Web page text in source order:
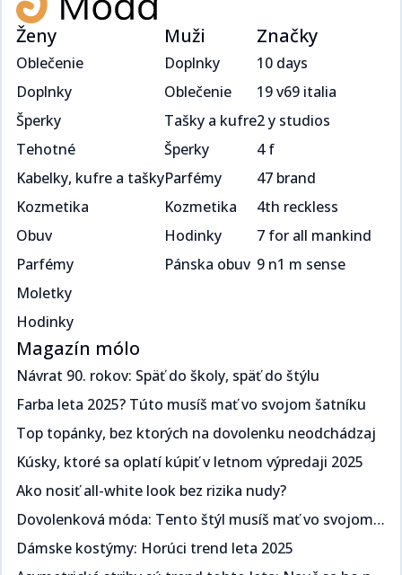
Ženy
Oblečenie
Doplnky
Šperky
Tehotné
Kabelky, kufre a tašky
Kozmetika
Obuv
Parfémy
Moletky
Hodinky
Muži
Doplnky
Oblečenie
Tašky a kufre
Šperky
Parfémy
Kozmetika
Hodinky
Pánska obuv
Značky
10 days
19 v69 italia
2 y studios
4 f
47 brand
4th reckless
7 for all mankind
9 n1 m sense
Magazín mólo
Návrat 90. rokov: Späť do školy, späť do štýlu​​​​‌ ‍ ​‍​‍‌‍ ‌ ​‍‌‍‍‌‌‍‌ ‌‍‍‌‌‍ ‍​‍​‍​ ‍‍​‍​‍‌ ​ ‌‍​‌‌‍ ‍‌‍‍‌‌ ‌​‌ ‍‌​‍ ‍‌‍‍‌‌‍ ​‍​‍​‍ ​​‍​‍‌‍‍​‌ ​‍‌‍‌‌‌‍‌‍​‍​‍​ ‍‍​‍​‍‌‍‍​‌ ‌​‌ ‌​‌ ​​​ ‍‍​‍ ​‍ ‌‍ ​‌‍ ‌‍​ ‌‍​‌‌‍ ​‌‍‍​‌‍ ‌ ​ ‌ ‌​​ ‍‍​ ​ ​ ​​​ ​​​ ​​​‍ ‌ ​ ‌ ‌​‌ ‌‌‌‍‌​‌‍‍‌‌‍ ​‍ ‌‍‍‌‌‍ ‍‌ ‌​‌‍‌‌‌‍ ‍‌ ‌​​‍ ‌‍‌‌‌‍‌​‌‍‍‌‌ ‌​​‍ ‌‍ ‌‌‍ ‌‍‌​‌‍‌‌​ ‌‌ ​​‌ ​‍‌‍‌‌‌ ​ ‌‍‌‌‌‍ ‍‌ ‌​‌‍​‌‌ ‌​‌‍‍‌‌‍ ‌‍ ‍​ ‍ ‌‍‍‌‌‍‌​​ ‌​ ​‍‌‍​ ‌‍​ ‌‍‌​​ ‍​​ ‍​​ ‌‌​ ​‌​‍ ‌​ ‍​​ ​ ‌‍​‌​ ​‌​‍ ‌​ ‌​‌‍‌​​ ​‌​ ​‍​‍ ‌‌‍​‌‌‍​‌​ ​​​ ​​​‍ ‌​ ‍‌​ ‌ ​ ​‌‌‍​ ​ ​‌​ ​‌‌‍​‍‌‍‌​​ ​‍‌‍‌​‌‍‌‍​ ‌ ​ ‍ ‌ ‌​‌ ‍‌‌ ​​‌‍‌‌​ ‌‌ ​​‌‍ ‌ ​ ‌ ‌​​ ‍ ‌ ​​‌‍​‌‌ ‌​‌‍‍​​ ‌‌ ‌​‌‍‍‌‌ ‌​‌‍ ​‌‍‌‌​ ‌‍​‍‌‍​‌‌ ​ ‌‍‌‌‌‌‌‌‌ ​‍‌‍ ​​ ‌‌‍‍​‌ ‌​‌ ‌​‌ ​​​‍‌‌​ ​ ‌​​‌​‍‌‌​ ​‍‌​‌‍​‍‌‌​ ​‍‌​‌‍‌‍ ​‌‍ ‌‍​ ‌‍​‌‌‍ ​‌‍‍​‌‍ ‌ ​ ‌ ‌​​‍‌‌​ ​ ‌​​‌​ ​ ​ ​​​ ​​​ ​​​‍‌‌​ ​‍‌​‌‍‌ ​ ‌ ‌​‌ ‌‌‌‍‌​‌‍‍‌‌‍ ​‍‌‍‌‍‍‌‌‍‌​​ ‌​ ​‍‌‍​ ‌‍​ ‌‍‌​​ ‍​​ ‍​​ ‌‌​ ​‌​‍ ‌​ ‍​​ ​ ‌‍​‌​ ​‌​‍ ‌​ ‌​‌‍‌​​ ​‌​ ​‍​‍ ‌‌‍​‌‌‍​‌​ ​​​ ​​​‍ ‌​ ‍‌​ ‌ ​ ​‌‌‍​ ​ ​‌​ ​‌‌‍​‍‌‍‌​​ ​‍‌‍‌​‌‍‌‍​ ‌ ​‍‌‍‌ ‌​‌ ‍‌‌ ​​‌‍‌‌​ ‌‌ ​​‌‍ ‌ ​ ‌ ‌​​‍‌‍‌ ​​‌‍​‌‌ ‌​‌‍‍​​ ‌‌ ‌​‌‍‍‌‌ ‌​‌‍ ​‌‍‌‌​‍‌‍‌ ​​‌‍‌‌‌ ​‍‌ ​ ‌ ​​‌‍‌‌‌‍​ ‌ ‌​‌‍‍‌‌ ‌‍‌‍‌‌​ ‌‌ ​​‌ ‌‌‌‍​‍‌‍ ​‌‍‍‌‌ ​ ‌‍‍​‌‍‌‌‌‍‌​​‍​‍‌ ‌
Farba leta 2025? Túto musíš mať vo svojom šatníku ​​​​‌ ‍ ​‍​‍‌‍ ‌ ​‍‌‍‍‌‌‍‌ ‌‍‍‌‌‍ ‍​‍​‍​ ‍‍​‍​‍‌ ​ ‌‍​‌‌‍ ‍‌‍‍‌‌ ‌​‌ ‍‌​‍ ‍‌‍‍‌‌‍ ​‍​‍​‍ ​​‍​‍‌‍‍​‌ ​‍‌‍‌‌‌‍‌‍​‍​‍​ ‍‍​‍​‍‌‍‍​‌ ‌​‌ ‌​‌ ​​​ ‍‍​‍ ​‍ ‌‍ ​‌‍ ‌‍​ ‌‍​‌‌‍ ​‌‍‍​‌‍ ‌ ​ ‌ ‌​​ ‍‍​ ​ ​ ​​​ ​​​ ​​​‍ ‌ ​ ‌ ‌​‌ ‌‌‌‍‌​‌‍‍‌‌‍ ​‍ ‌‍‍‌‌‍ ‍‌ ‌​‌‍‌‌‌‍ ‍‌ ‌​​‍ ‌‍‌‌‌‍‌​‌‍‍‌‌ ‌​​‍ ‌‍ ‌‌‍ ‌‍‌​‌‍‌‌​ ‌‌ ​​‌ ​‍‌‍‌‌‌ ​ ‌‍‌‌‌‍ ‍‌ ‌​‌‍​‌‌ ‌​‌‍‍‌‌‍ ‌‍ ‍​ ‍ ‌‍‍‌‌‍‌​​ ‌​ ​‌‌‍​‌​ ‌​​ ‌‍​ ​​‌‍​‌​ ​‍‌‍​‍​‍ ‌​ ‍​‌‍​‍‌‍​‍‌‍‌‍​‍ ‌​ ‌​‌‍‌‍​ ​​​ ​‍​‍ ‌‌‍​‌‌‍​‍​ ‌ ‌‍‌‍​‍ ‌‌‍‌‍​ ‍‌‌‍​ ‌‍​‍​ ‍‌​ ‍‌‌‍‌‌​ ​​‌‍‌‍​ ​ ‌‍‌​​ ​‍​ ‍ ‌ ‌​‌ ‍‌‌ ​​‌‍‌‌​ ‌‌ ​​‌‍ ‌ ​ ‌ ‌​​ ‍ ‌ ​​‌‍​‌‌ ‌​‌‍‍​​ ‌‌ ‌​‌‍‍‌‌ ‌​‌‍ ​‌‍‌‌​ ‌‍​‍‌‍​‌‌ ​ ‌‍‌‌‌‌‌‌‌ ​‍‌‍ ​​ ‌‌‍‍​‌ ‌​‌ ‌​‌ ​​​‍‌‌​ ​ ‌​​‌​‍‌‌​ ​‍‌​‌‍​‍‌‌​ ​‍‌​‌‍‌‍ ​‌‍ ‌‍​ ‌‍​‌‌‍ ​‌‍‍​‌‍ ‌ ​ ‌ ‌​​‍‌‌​ ​ ‌​​‌​ ​ ​ ​​​ ​​​ ​​​‍‌‌​ ​‍‌​‌‍‌ ​ ‌ ‌​‌ ‌‌‌‍‌​‌‍‍‌‌‍ ​‍‌‍‌‍‍‌‌‍‌​​ ‌​ ​‌‌‍​‌​ ‌​​ ‌‍​ ​​‌‍​‌​ ​‍‌‍​‍​‍ ‌​ ‍​‌‍​‍‌‍​‍‌‍‌‍​‍ ‌​ ‌​‌‍‌‍​ ​​​ ​‍​‍ ‌‌‍​‌‌‍​‍​ ‌ ‌‍‌‍​‍ ‌‌‍‌‍​ ‍‌‌‍​ ‌‍​‍​ ‍‌​ ‍‌‌‍‌‌​ ​​‌‍‌‍​ ​ ‌‍‌​​ ​‍​‍‌‍‌ ‌​‌ ‍‌‌ ​​‌‍‌‌​ ‌‌ ​​‌‍ ‌ ​ ‌ ‌​​‍‌‍‌ ​​‌‍​‌‌ ‌​‌‍‍​​ ‌‌ ‌​‌‍‍‌‌ ‌​‌‍ ​‌‍‌‌​‍‌‍‌ ​​‌‍‌‌‌ ​‍‌ ​ ‌ ​​‌‍‌‌‌‍​ ‌ ‌​‌‍‍‌‌ ‌‍‌‍‌‌​ ‌‌ ​​‌ ‌‌‌‍​‍‌‍ ​‌‍‍‌‌ ​ ‌‍‍​‌‍‌‌‌‍‌​​‍​‍‌ ‌
Top topánky, bez ktorých na dovolenku neodchádzaj​​​​‌ ‍ ​‍​‍‌‍ ‌ ​‍‌‍‍‌‌‍‌ ‌‍‍‌‌‍ ‍​‍​‍​ ‍‍​‍​‍‌ ​ ‌‍​‌‌‍ ‍‌‍‍‌‌ ‌​‌ ‍‌​‍ ‍‌‍‍‌‌‍ ​‍​‍​‍ ​​‍​‍‌‍‍​‌ ​‍‌‍‌‌‌‍‌‍​‍​‍​ ‍‍​‍​‍‌‍‍​‌ ‌​‌ ‌​‌ ​​​ ‍‍​‍ ​‍ ‌‍ ​‌‍ ‌‍​ ‌‍​‌‌‍ ​‌‍‍​‌‍ ‌ ​ ‌ ‌​​ ‍‍​ ​ ​ ​​​ ​​​ ​​​‍ ‌ ​ ‌ ‌​‌ ‌‌‌‍‌​‌‍‍‌‌‍ ​‍ ‌‍‍‌‌‍ ‍‌ ‌​‌‍‌‌‌‍ ‍‌ ‌​​‍ ‌‍‌‌‌‍‌​‌‍‍‌‌ ‌​​‍ ‌‍ ‌‌‍ ‌‍‌​‌‍‌‌​ ‌‌ ​​‌ ​‍‌‍‌‌‌ ​ ‌‍‌‌‌‍ ‍‌ ‌​‌‍​‌‌ ‌​‌‍‍‌‌‍ ‌‍ ‍​ ‍ ‌‍‍‌‌‍‌​​ ‌​ ​‌​ ‍‌​ ​‍‌‍​ ​ ‌ ​ ​‌​ ‌‌​ ​‍​‍ ‌‌‍​‌‌‍​‌​ ‍​‌‍​‍​‍ ‌​ ‌​​ ‌‌​ ‍‌‌‍‌‍​‍ ‌‌‍​‌​ ‍​​ ‌ ​ ‍​​‍ ‌​ ‍‌​ ‌ ​ ​​​ ‍‌‌‍​ ​ ‍​​ ‍‌​ ​‍​ ​​‌‍‌‍‌‍​‍‌‍‌‌​ ‍ ‌ ‌​‌ ‍‌‌ ​​‌‍‌‌​ ‌‌ ​​‌‍ ‌ ​ ‌ ‌​​ ‍ ‌ ​​‌‍​‌‌ ‌​‌‍‍​​ ‌‌ ‌​‌‍‍‌‌ ‌​‌‍ ​‌‍‌‌​ ‌‍​‍‌‍​‌‌ ​ ‌‍‌‌‌‌‌‌‌ ​‍‌‍ ​​ ‌‌‍‍​‌ ‌​‌ ‌​‌ ​​​‍‌‌​ ​ ‌​​‌​‍‌‌​ ​‍‌​‌‍​‍‌‌​ ​‍‌​‌‍‌‍ ​‌‍ ‌‍​ ‌‍​‌‌‍ ​‌‍‍​‌‍ ‌ ​ ‌ ‌​​‍‌‌​ ​ ‌​​‌​ ​ ​ ​​​ ​​​ ​​​‍‌‌​ ​‍‌​‌‍‌ ​ ‌ ‌​‌ ‌‌‌‍‌​‌‍‍‌‌‍ ​‍‌‍‌‍‍‌‌‍‌​​ ‌​ ​‌​ ‍‌​ ​‍‌‍​ ​ ‌ ​ ​‌​ ‌‌​ ​‍​‍ ‌‌‍​‌‌‍​‌​ ‍​‌‍​‍​‍ ‌​ ‌​​ ‌‌​ ‍‌‌‍‌‍​‍ ‌‌‍​‌​ ‍​​ ‌ ​ ‍​​‍ ‌​ ‍‌​ ‌ ​ ​​​ ‍‌‌‍​ ​ ‍​​ ‍‌​ ​‍​ ​​‌‍‌‍‌‍​‍‌‍‌‌​‍‌‍‌ ‌​‌ ‍‌‌ ​​‌‍‌‌​ ‌‌ ​​‌‍ ‌ ​ ‌ ‌​​‍‌‍‌ ​​‌‍​‌‌ ‌​‌‍‍​​ ‌‌ ‌​‌‍‍‌‌ ‌​‌‍ ​‌‍‌‌​‍‌‍‌ ​​‌‍‌‌‌ ​‍‌ ​ ‌ ​​‌‍‌‌‌‍​ ‌ ‌​‌‍‍‌‌ ‌‍‌‍‌‌​ ‌‌ ​​‌ ‌‌‌‍​‍‌‍ ​‌‍‍‌‌ ​ ‌‍‍​‌‍‌‌‌‍‌​​‍​‍‌ ‌
Kúsky, ktoré sa oplatí kúpiť v letnom výpredaji 2025​​​​‌ ‍ ​‍​‍‌‍ ‌ ​‍‌‍‍‌‌‍‌ ‌‍‍‌‌‍ ‍​‍​‍​ ‍‍​‍​‍‌ ​ ‌‍​‌‌‍ ‍‌‍‍‌‌ ‌​‌ ‍‌​‍ ‍‌‍‍‌‌‍ ​‍​‍​‍ ​​‍​‍‌‍‍​‌ ​‍‌‍‌‌‌‍‌‍​‍​‍​ ‍‍​‍​‍‌‍‍​‌ ‌​‌ ‌​‌ ​​​ ‍‍​‍ ​‍ ‌‍ ​‌‍ ‌‍​ ‌‍​‌‌‍ ​‌‍‍​‌‍ ‌ ​ ‌ ‌​​ ‍‍​ ​ ​ ​​​ ​​​ ​​​‍ ‌ ​ ‌ ‌​‌ ‌‌‌‍‌​‌‍‍‌‌‍ ​‍ ‌‍‍‌‌‍ ‍‌ ‌​‌‍‌‌‌‍ ‍‌ ‌​​‍ ‌‍‌‌‌‍‌​‌‍‍‌‌ ‌​​‍ ‌‍ ‌‌‍ ‌‍‌​‌‍‌‌​ ‌‌ ​​‌ ​‍‌‍‌‌‌ ​ ‌‍‌‌‌‍ ‍‌ ‌​‌‍​‌‌ ‌​‌‍‍‌‌‍ ‌‍ ‍​ ‍ ‌‍‍‌‌‍‌​​ ‌‌‍​‌‌‍​‍​ ​ ​ ‌​‌‍‌​‌‍‌‌​ ​ ‌‍‌​​‍ ‌​ ‍‌​ ​‌​ ‍‌​ ​‍​‍ ‌​ ‌​‌‍​‌​ ​‌​ ‍​​‍ ‌‌‍​‌​ ‌‌​ ‍​‌‍‌‌​‍ ‌‌‍‌‍​ ‌‌‌‍​‌‌‍​‌​ ​‌‌‍​ ​ ‍‌​ ‌ ‌‍‌​‌‍​‌​ ​​‌‍​ ​ ‍ ‌ ‌​‌ ‍‌‌ ​​‌‍‌‌​ ‌‌ ​​‌‍ ‌ ​ ‌ ‌​​ ‍ ‌ ​​‌‍​‌‌ ‌​‌‍‍​​ ‌‌ ‌​‌‍‍‌‌ ‌​‌‍ ​‌‍‌‌​ ‌‍​‍‌‍​‌‌ ​ ‌‍‌‌‌‌‌‌‌ ​‍‌‍ ​​ ‌‌‍‍​‌ ‌​‌ ‌​‌ ​​​‍‌‌​ ​ ‌​​‌​‍‌‌​ ​‍‌​‌‍​‍‌‌​ ​‍‌​‌‍‌‍ ​‌‍ ‌‍​ ‌‍​‌‌‍ ​‌‍‍​‌‍ ‌ ​ ‌ ‌​​‍‌‌​ ​ ‌​​‌​ ​ ​ ​​​ ​​​ ​​​‍‌‌​ ​‍‌​‌‍‌ ​ ‌ ‌​‌ ‌‌‌‍‌​‌‍‍‌‌‍ ​‍‌‍‌‍‍‌‌‍‌​​ ‌‌‍​‌‌‍​‍​ ​ ​ ‌​‌‍‌​‌‍‌‌​ ​ ‌‍‌​​‍ ‌​ ‍‌​ ​‌​ ‍‌​ ​‍​‍ ‌​ ‌​‌‍​‌​ ​‌​ ‍​​‍ ‌‌‍​‌​ ‌‌​ ‍​‌‍‌‌​‍ ‌‌‍‌‍​ ‌‌‌‍​‌‌‍​‌​ ​‌‌‍​ ​ ‍‌​ ‌ ‌‍‌​‌‍​‌​ ​​‌‍​ ​‍‌‍‌ ‌​‌ ‍‌‌ ​​‌‍‌‌​ ‌‌ ​​‌‍ ‌ ​ ‌ ‌​​‍‌‍‌ ​​‌‍​‌‌ ‌​‌‍‍​​ ‌‌ ‌​‌‍‍‌‌ ‌​‌‍ ​‌‍‌‌​‍‌‍‌ ​​‌‍‌‌‌ ​‍‌ ​ ‌ ​​‌‍‌‌‌‍​ ‌ ‌​‌‍‍‌‌ ‌‍‌‍‌‌​ ‌‌ ​​‌ ‌‌‌‍​‍‌‍ ​‌‍‍‌‌ ​ ‌‍‍​‌‍‌‌‌‍‌​​‍​‍‌ ‌
Ako nosiť all-white look bez rizika nudy?​​​​‌ ‍ ​‍​‍‌‍ ‌ ​‍‌‍‍‌‌‍‌ ‌‍‍‌‌‍ ‍​‍​‍​ ‍‍​‍​‍‌ ​ ‌‍​‌‌‍ ‍‌‍‍‌‌ ‌​‌ ‍‌​‍ ‍‌‍‍‌‌‍ ​‍​‍​‍ ​​‍​‍‌‍‍​‌ ​‍‌‍‌‌‌‍‌‍​‍​‍​ ‍‍​‍​‍‌‍‍​‌ ‌​‌ ‌​‌ ​​​ ‍‍​‍ ​‍ ‌‍ ​‌‍ ‌‍​ ‌‍​‌‌‍ ​‌‍‍​‌‍ ‌ ​ ‌ ‌​​ ‍‍​ ​ ​ ​​​ ​​​ ​​​‍ ‌ ​ ‌ ‌​‌ ‌‌‌‍‌​‌‍‍‌‌‍ ​‍ ‌‍‍‌‌‍ ‍‌ ‌​‌‍‌‌‌‍ ‍‌ ‌​​‍ ‌‍‌‌‌‍‌​‌‍‍‌‌ ‌​​‍ ‌‍ ‌‌‍ ‌‍‌​‌‍‌‌​ ‌‌ ​​‌ ​‍‌‍‌‌‌ ​ ‌‍‌‌‌‍ ‍‌ ‌​‌‍​‌‌ ‌​‌‍‍‌‌‍ ‌‍ ‍​ ‍ ‌‍‍‌‌‍‌​​ ‌‌‍‌‍​ ‌‌​ ‍‌​ ‍‌​ ‍​​ ‌‌‌‍‌‍​ ​ ​‍ ‌​ ‍‌‌‍​ ​ ​ ‌‍​‌​‍ ‌​ ‌​‌‍‌‌​ ‌​​ ​​​‍ ‌​ ‍​​ ‌ ​ ​‍‌‍‌‌​‍ ‌​ ‌​​ ​‌‌‍‌​‌‍‌‌‌‍‌‌‌‍​‍‌‍‌‌​ ​‌​ ‍‌‌‍‌‌​ ‌‍​ ‌ ​ ‍ ‌ ‌​‌ ‍‌‌ ​​‌‍‌‌​ ‌‌ ​​‌‍ ‌ ​ ‌ ‌​​ ‍ ‌ ​​‌‍​‌‌ ‌​‌‍‍​​ ‌‌ ‌​‌‍‍‌‌ ‌​‌‍ ​‌‍‌‌​ ‌‍​‍‌‍​‌‌ ​ ‌‍‌‌‌‌‌‌‌ ​‍‌‍ ​​ ‌‌‍‍​‌ ‌​‌ ‌​‌ ​​​‍‌‌​ ​ ‌​​‌​‍‌‌​ ​‍‌​‌‍​‍‌‌​ ​‍‌​‌‍‌‍ ​‌‍ ‌‍​ ‌‍​‌‌‍ ​‌‍‍​‌‍ ‌ ​ ‌ ‌​​‍‌‌​ ​ ‌​​‌​ ​ ​ ​​​ ​​​ ​​​‍‌‌​ ​‍‌​‌‍‌ ​ ‌ ‌​‌ ‌‌‌‍‌​‌‍‍‌‌‍ ​‍‌‍‌‍‍‌‌‍‌​​ ‌‌‍‌‍​ ‌‌​ ‍‌​ ‍‌​ ‍​​ ‌‌‌‍‌‍​ ​ ​‍ ‌​ ‍‌‌‍​ ​ ​ ‌‍​‌​‍ ‌​ ‌​‌‍‌‌​ ‌​​ ​​​‍ ‌​ ‍​​ ‌ ​ ​‍‌‍‌‌​‍ ‌​ ‌​​ ​‌‌‍‌​‌‍‌‌‌‍‌‌‌‍​‍‌‍‌‌​ ​‌​ ‍‌‌‍‌‌​ ‌‍​ ‌ ​‍‌‍‌ ‌​‌ ‍‌‌ ​​‌‍‌‌​ ‌‌ ​​‌‍ ‌ ​ ‌ ‌​​‍‌‍‌ ​​‌‍​‌‌ ‌​‌‍‍​​ ‌‌ ‌​‌‍‍‌‌ ‌​‌‍ ​‌‍‌‌​‍‌‍‌ ​​‌‍‌‌‌ ​‍‌ ​ ‌ ​​‌‍‌‌‌‍​ ‌ ‌​‌‍‍‌‌ ‌‍‌‍‌‌​ ‌‌ ​​‌ ‌‌‌‍​‍‌‍ ​‌‍‍‌‌ ​ ‌‍‍​‌‍‌‌‌‍‌​​‍​‍‌ ‌
Dovolenková móda: Tento štýl musíš mať vo svojom šatníku ​​​​‌ ‍ ​‍​‍‌‍ ‌ ​‍‌‍‍‌‌‍‌ ‌‍‍‌‌‍ ‍​‍​‍​ ‍‍​‍​‍‌ ​ ‌‍​‌‌‍ ‍‌‍‍‌‌ ‌​‌ ‍‌​‍ ‍‌‍‍‌‌‍ ​‍​‍​‍ ​​‍​‍‌‍‍​‌ ​‍‌‍‌‌‌‍‌‍​‍​‍​ ‍‍​‍​‍‌‍‍​‌ ‌​‌ ‌​‌ ​​​ ‍‍​‍ ​‍ ‌‍ ​‌‍ ‌‍​ ‌‍​‌‌‍ ​‌‍‍​‌‍ ‌ ​ ‌ ‌​​ ‍‍​ ​ ​ ​​​ ​​​ ​​​‍ ‌ ​ ‌ ‌​‌ ‌‌‌‍‌​‌‍‍‌‌‍ ​‍ ‌‍‍‌‌‍ ‍‌ ‌​‌‍‌‌‌‍ ‍‌ ‌​​‍ ‌‍‌‌‌‍‌​‌‍‍‌‌ ‌​​‍ ‌‍ ‌‌‍ ‌‍‌​‌‍‌‌​ ‌‌ ​​‌ ​‍‌‍‌‌‌ ​ ‌‍‌‌‌‍ ‍‌ ‌​‌‍​‌‌ ‌​‌‍‍‌‌‍ ‌‍ ‍​ ‍ ‌‍‍‌‌‍‌​​ ‌​ ​​​ ‌‌​ ​​‌‍‌‌​ ‍​‌‍‌​​ ​​‌‍‌‌​‍ ‌​ ​​​ ‍‌​ ‌ ​ ‍​​‍ ‌​ ‌​​ ​ ‌‍​ ​ ‌​​‍ ‌​ ‍‌‌‍​‌​ ‍‌​ ​​​‍ ‌​ ‍​​ ​‌​ ‍​​ ​‍​ ​​‌‍‌‌​ ​ ​ ​‌​ ​ ‌‍​ ​ ‍​​ ​‍​ ‍ ‌ ‌​‌ ‍‌‌ ​​‌‍‌‌​ ‌‌ ​​‌‍ ‌ ​ ‌ ‌​​ ‍ ‌ ​​‌‍​‌‌ ‌​‌‍‍​​ ‌‌ ‌​‌‍‍‌‌ ‌​‌‍ ​‌‍‌‌​ ‌‍​‍‌‍​‌‌ ​ ‌‍‌‌‌‌‌‌‌ ​‍‌‍ ​​ ‌‌‍‍​‌ ‌​‌ ‌​‌ ​​​‍‌‌​ ​ ‌​​‌​‍‌‌​ ​‍‌​‌‍​‍‌‌​ ​‍‌​‌‍‌‍ ​‌‍ ‌‍​ ‌‍​‌‌‍ ​‌‍‍​‌‍ ‌ ​ ‌ ‌​​‍‌‌​ ​ ‌​​‌​ ​ ​ ​​​ ​​​ ​​​‍‌‌​ ​‍‌​‌‍‌ ​ ‌ ‌​‌ ‌‌‌‍‌​‌‍‍‌‌‍ ​‍‌‍‌‍‍‌‌‍‌​​ ‌​ ​​​ ‌‌​ ​​‌‍‌‌​ ‍​‌‍‌​​ ​​‌‍‌‌​‍ ‌​ ​​​ ‍‌​ ‌ ​ ‍​​‍ ‌​ ‌​​ ​ ‌‍​ ​ ‌​​‍ ‌​ ‍‌‌‍​‌​ ‍‌​ ​​​‍ ‌​ ‍​​ ​‌​ ‍​​ ​‍​ ​​‌‍‌‌​ ​ ​ ​‌​ ​ ‌‍​ ​ ‍​​ ​‍​‍‌‍‌ ‌​‌ ‍‌‌ ​​‌‍‌‌​ ‌‌ ​​‌‍ ‌ ​ ‌ ‌​​‍‌‍‌ ​​‌‍​‌‌ ‌​‌‍‍​​ ‌‌ ‌​‌‍‍‌‌ ‌​‌‍ ​‌‍‌‌​‍‌‍‌ ​​‌‍‌‌‌ ​‍‌ ​ ‌ ​​‌‍‌‌‌‍​ ‌ ‌​‌‍‍‌‌ ‌‍‌‍‌‌​ ‌‌ ​​‌ ‌‌‌‍​‍‌‍ ​‌‍‍‌‌ ​ ‌‍‍​‌‍‌‌‌‍‌​​‍​‍‌ ‌
Dámske kostýmy: Horúci trend leta 2025 ​​​​‌ ‍ ​‍​‍‌‍ ‌ ​‍‌‍‍‌‌‍‌ ‌‍‍‌‌‍ ‍​‍​‍​ ‍‍​‍​‍‌ ​ ‌‍​‌‌‍ ‍‌‍‍‌‌ ‌​‌ ‍‌​‍ ‍‌‍‍‌‌‍ ​‍​‍​‍ ​​‍​‍‌‍‍​‌ ​‍‌‍‌‌‌‍‌‍​‍​‍​ ‍‍​‍​‍‌‍‍​‌ ‌​‌ ‌​‌ ​​​ ‍‍​‍ ​‍ ‌‍ ​‌‍ ‌‍​ ‌‍​‌‌‍ ​‌‍‍​‌‍ ‌ ​ ‌ ‌​​ ‍‍​ ​ ​ ​​​ ​​​ ​​​‍ ‌ ​ ‌ ‌​‌ ‌‌‌‍‌​‌‍‍‌‌‍ ​‍ ‌‍‍‌‌‍ ‍‌ ‌​‌‍‌‌‌‍ ‍‌ ‌​​‍ ‌‍‌‌‌‍‌​‌‍‍‌‌ ‌​​‍ ‌‍ ‌‌‍ ‌‍‌​‌‍‌‌​ ‌‌ ​​‌ ​‍‌‍‌‌‌ ​ ‌‍‌‌‌‍ ‍‌ ‌​‌‍​‌‌ ‌​‌‍‍‌‌‍ ‌‍ ‍​ ‍ ‌‍‍‌‌‍‌​​ ‌​ ​‌​ ‍​​ ‍‌​ ​‌​ ‌​​ ‌‍‌‍‌​‌‍‌​​‍ ‌‌‍‌‌​ ‌ ​ ‌‌​ ‌​​‍ ‌​ ‌​​ ​‍​ ‌‍‌‍‌‍​‍ ‌​ ‍​​ ‌​‌‍‌‍​ ‌ ​‍ ‌​ ​‌‌‍‌​​ ‍‌​ ‌‌‌‍‌‍​ ​ ​ ​ ​ ​‍​ ​​​ ‌‌‌‍‌‍‌‍‌‍​ ‍ ‌ ‌​‌ ‍‌‌ ​​‌‍‌‌​ ‌‌ ​​‌‍ ‌ ​ ‌ ‌​​ ‍ ‌ ​​‌‍​‌‌ ‌​‌‍‍​​ ‌‌ ‌​‌‍‍‌‌ ‌​‌‍ ​‌‍‌‌​ ‌‍​‍‌‍​‌‌ ​ ‌‍‌‌‌‌‌‌‌ ​‍‌‍ ​​ ‌‌‍‍​‌ ‌​‌ ‌​‌ ​​​‍‌‌​ ​ ‌​​‌​‍‌‌​ ​‍‌​‌‍​‍‌‌​ ​‍‌​‌‍‌‍ ​‌‍ ‌‍​ ‌‍​‌‌‍ ​‌‍‍​‌‍ ‌ ​ ‌ ‌​​‍‌‌​ ​ ‌​​‌​ ​ ​ ​​​ ​​​ ​​​‍‌‌​ ​‍‌​‌‍‌ ​ ‌ ‌​‌ ‌‌‌‍‌​‌‍‍‌‌‍ ​‍‌‍‌‍‍‌‌‍‌​​ ‌​ ​‌​ ‍​​ ‍‌​ ​‌​ ‌​​ ‌‍‌‍‌​‌‍‌​​‍ ‌‌‍‌‌​ ‌ ​ ‌‌​ ‌​​‍ ‌​ ‌​​ ​‍​ ‌‍‌‍‌‍​‍ ‌​ ‍​​ ‌​‌‍‌‍​ ‌ ​‍ ‌​ ​‌‌‍‌​​ ‍‌​ ‌‌‌‍‌‍​ ​ ​ ​ ​ ​‍​ ​​​ ‌‌‌‍‌‍‌‍‌‍​‍‌‍‌ ‌​‌ ‍‌‌ ​​‌‍‌‌​ ‌‌ ​​‌‍ ‌ ​ ‌ ‌​​‍‌‍‌ ​​‌‍​‌‌ ‌​‌‍‍​​ ‌‌ ‌​‌‍‍‌‌ ‌​‌‍ ​‌‍‌‌​‍‌‍‌ ​​‌‍‌‌‌ ​‍‌ ​ ‌ ​​‌‍‌‌‌‍​ ‌ ‌​‌‍‍‌‌ ‌‍‌‍‌‌​ ‌‌ ​​‌ ‌‌‌‍​‍‌‍ ​‌‍‍‌‌ ​ ‌‍‍​‌‍‌‌‌‍‌​​‍​‍‌ ‌